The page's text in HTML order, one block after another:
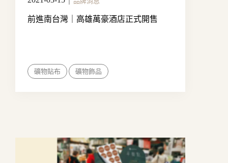
前進南台灣｜高雄萬豪酒店正式開售
礦物貼布 礦物飾品